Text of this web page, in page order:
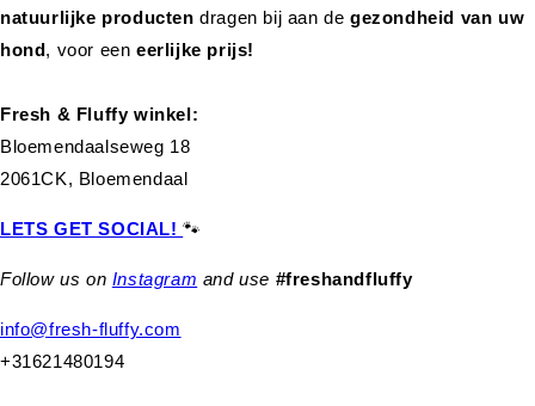
natuurlijke productendragen bij aan de gezondheid van uw
hond, voor eeneerlijke prijs!
Fresh & Fluffy winkel:
Bloemendaalseweg 18
2061CK, Bloemendaal
LETS GET SOCIAL!🐾
Follow us on Instagram and use #freshandfluffy
info@fresh-fluffy.com
+31621480194